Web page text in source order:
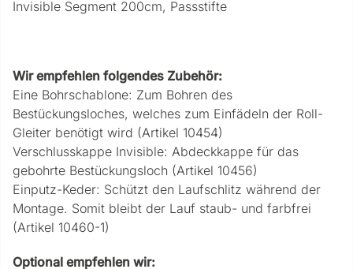
Invisible Segment 200cm, Passstifte
Wir empfehlen folgendes Zubehör:
Eine Bohrschablone: Zum Bohren des
Bestückungsloches, welches zum Einfädeln der Roll-
Gleiter benötigt wird (Artikel 10454)
Verschlusskappe Invisible: Abdeckkappe für das
gebohrte Bestückungsloch (Artikel 10456)
Einputz-Keder: Schützt den Laufschlitz während der
Montage. Somit bleibt der Lauf staub- und farbfrei
(Artikel 10460-1)
Optional empfehlen wir: